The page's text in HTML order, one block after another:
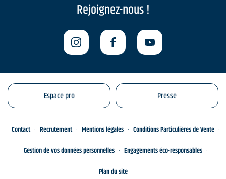
Rejoignez-nous !
Espace pro Presse
Contact Recrutement Mentions légales
Conditions Particulières de Vente
Gestion de vos données personnelles
Engagements éco-responsables
Plan du site